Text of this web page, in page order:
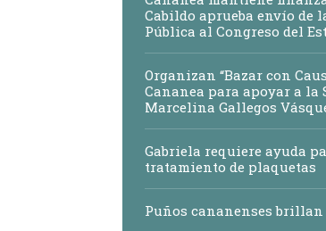
Cabildo aprueba envío de
Pública al Congreso del
Organizan “Bazar con
Cananea para apoyar a la
Marcelina Gallegos
Gabriela requiere ayuda
tratamiento de plaquetas
Puños cananenses brillan